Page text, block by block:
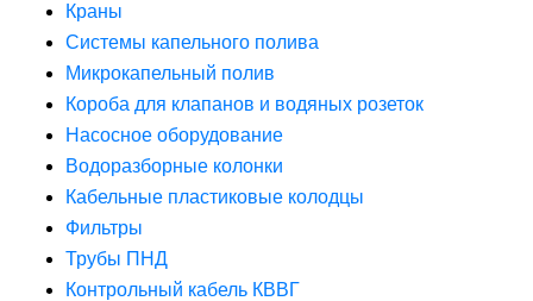
Краны
Системы капельного полива
Микрокапельный полив
Короба для клапанов и водяных розеток
Насосное оборудование
Водоразборные колонки
Кабельные пластиковые колодцы
Фильтры
Трубы ПНД
Контрольный кабель КВВГ